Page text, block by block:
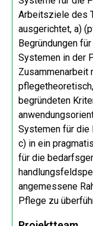
Arbeitsziele des
ausgerichtet, a)
Begründungen
Systemen in der
Zusammenarbeit
begründeten
Systemen für
c) in ein
für die
angemessene
Pflege zu